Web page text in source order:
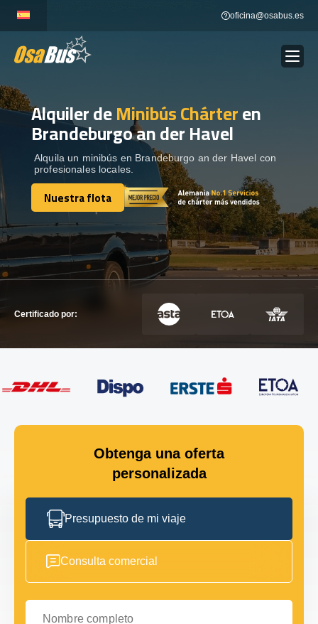
content
oficina@osabus.es
ALQUILER DE AUTOCARES Show dropdown
DESTINOS
RECORRIDAS Show dropdown
Alquiler deMinibús Chárteren
Brandeburgo an der Havel
Alquila un minibús en Brandeburgo an der Havel con
profesionales locales.
Nuestra flota
Nuestra flota
Certificado por:
Obtenga una oferta
personalizada
Presupuesto de mi viaje
Consulta comercial
Nombre completo